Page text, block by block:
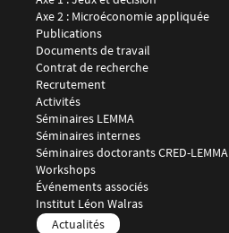
Axe 2 : Microéconomie appliquée
Publications
Documents de travail
Contrat de recherche
Recrutement
Menu footer LEMMA 3
Activités
Séminaires LEMMA
Séminaires internes
Séminaires doctorants CRED-LEMMA
Workshops
Événements associés
Menu footer LEMMA 4
Institut Léon Walras
Menu footer LEMMA 5
Actualités